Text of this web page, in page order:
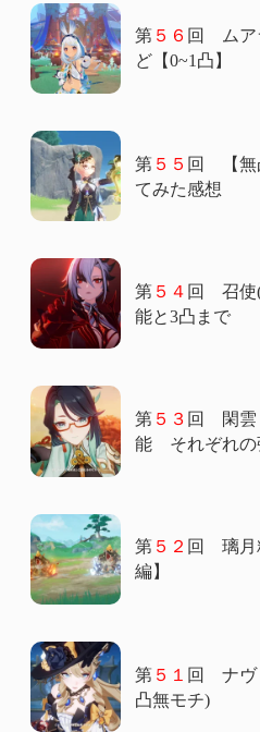
第５６ 回 ムア
ど【0~1凸】
第５５ 回 【無
てみた感想
第５４ 回 召使(
能と3凸まで
第５３ 回 閑雲
能 それぞれの
第５２ 回 璃月
編】
第５１ 回 ナヴ
凸無モチ)